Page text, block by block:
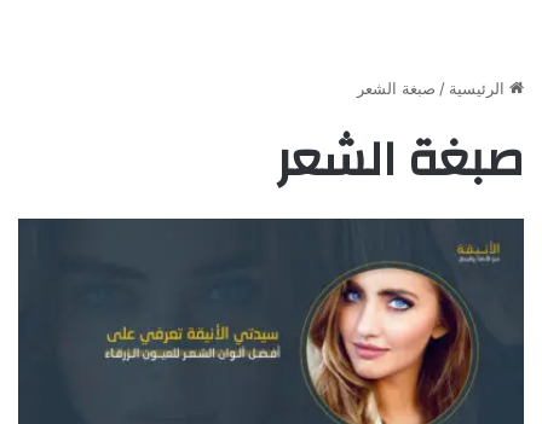
الرئيسية / صبغة الشعر
صبغة الشعر